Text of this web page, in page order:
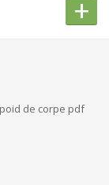
+
de corpe pdf